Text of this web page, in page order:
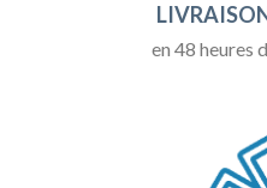
en 48 heures